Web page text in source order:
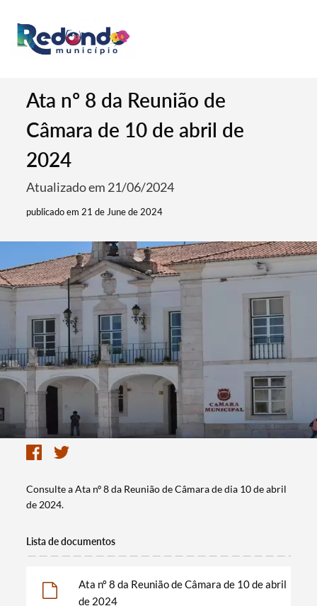
Ata nº 8 da Reunião de
Câmara de 10 de abril de
2024
Atualizado em 21/06/2024
publicado em 21 de June de 2024
Consulte a Ata nº 8 da Reunião de Câmara de dia 10 de abril
de 2024.
Lista de documentos
Ata nº 8 da Reunião de Câmara de 10 de abril
de 2024